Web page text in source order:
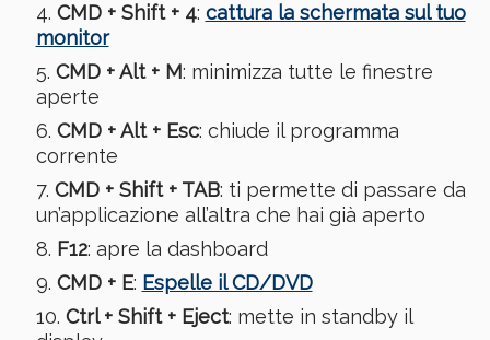
CMD + Shift + 4: cattura la schermata sul tuo
monitor
CMD + Alt + M: minimizza tutte le finestre
aperte
CMD + Alt + Esc: chiude il programma
corrente
CMD + Shift + TAB: ti permette di passare da
un’applicazione all’altra che hai già aperto
F12: apre la dashboard
CMD + E: Espelle il CD/DVD
Ctrl + Shift + Eject: mette in standby il